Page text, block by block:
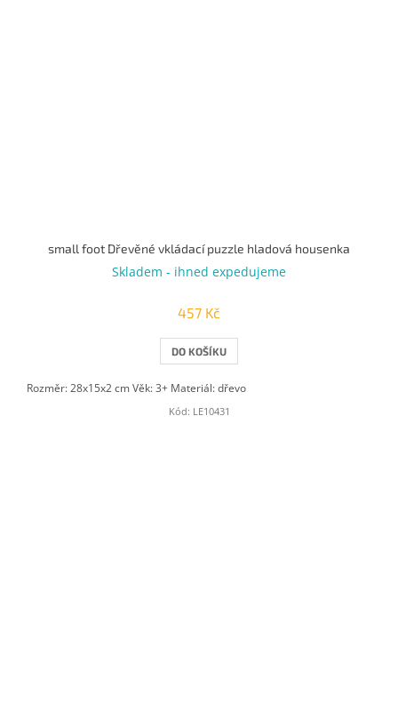
small foot Dřevěné vkládací puzzle hladová housenka
Skladem - ihned expedujeme
457 Kč
DO KOŠÍKU
Rozměr: 28x15x2 cm Věk: 3+ Materiál: dřevo
Kód: LE10431